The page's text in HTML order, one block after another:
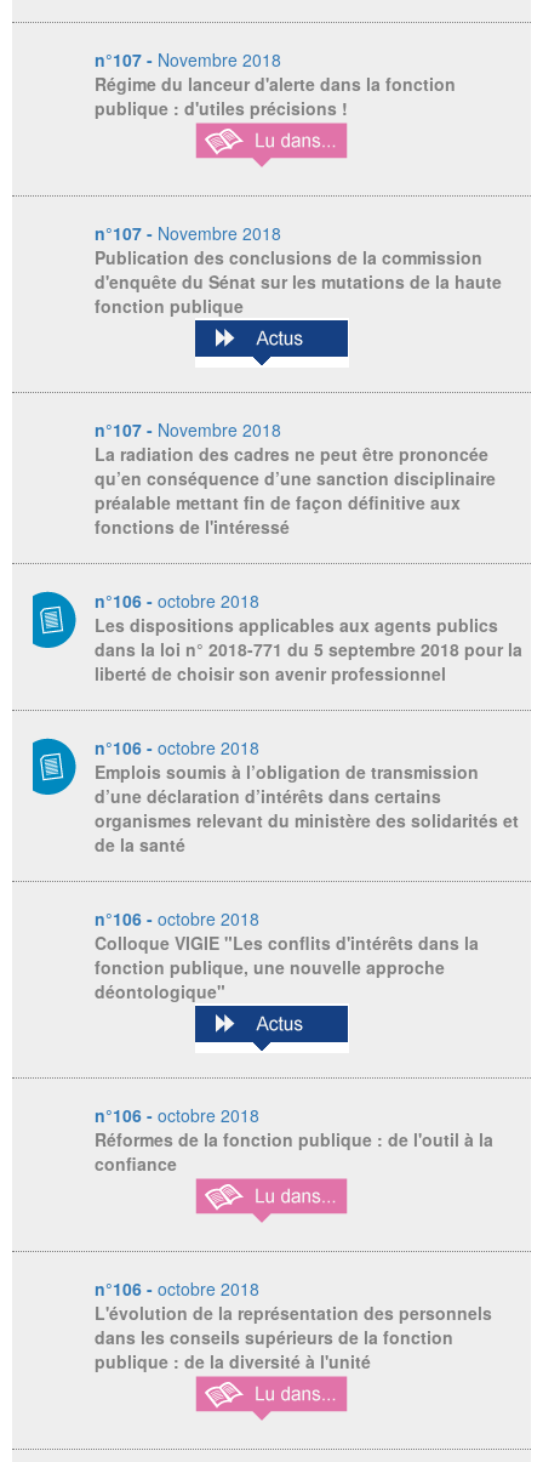
n°107 - Novembre 2018
Régime du lanceur d'alerte dans la fonction
publique : d'utiles précisions !
n°107 - Novembre 2018
Publication des conclusions de la commission
d'enquête du Sénat sur les mutations de la haute
fonction publique
n°107 - Novembre 2018
La radiation des cadres ne peut être prononcée
qu’en conséquence d’une sanction disciplinaire
préalable mettant fin de façon définitive aux
fonctions de l'intéressé
n°106 - octobre 2018
Les dispositions applicables aux agents publics
dans la loi n° 2018-771 du 5 septembre 2018 pour la
liberté de choisir son avenir professionnel
n°106 - octobre 2018
Emplois soumis à l’obligation de transmission
d’une déclaration d’intérêts dans certains
organismes relevant du ministère des solidarités et
de la santé
n°106 - octobre 2018
Colloque VIGIE "Les conflits d'intérêts dans la
fonction publique, une nouvelle approche
déontologique"
n°106 - octobre 2018
Réformes de la fonction publique : de l'outil à la
confiance
n°106 - octobre 2018
L'évolution de la représentation des personnels
dans les conseils supérieurs de la fonction
publique : de la diversité à l'unité